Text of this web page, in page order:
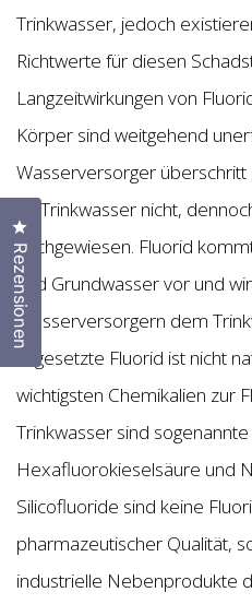
Trinkwasser, jedoch
Richtwerte für diesen
Langzeitwirkungen von
Körper sind weitgehend
Wasserversorger
im Trinkwasser nicht,
nachgewiesen. Fluorid
und Grundwasser vor und
Wasserversorgern dem
zugesetzte Fluorid ist nicht
wichtigsten Chemikalien zur
Trinkwasser sind
Hexafluorokieselsäure und
Silicofluoride sind keine
pharmazeutischer Qualität,
industrielle Nebenprodukte
Rezensionen
Klicken Sie, um den